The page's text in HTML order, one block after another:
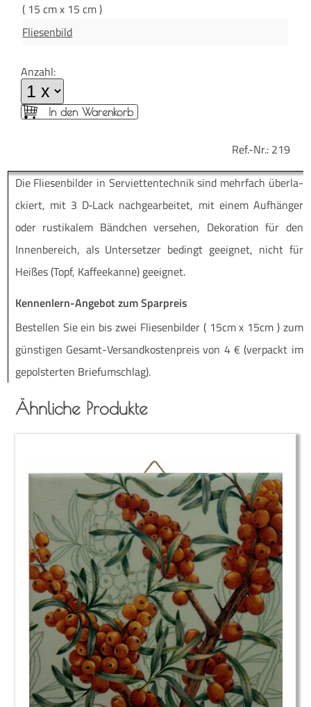
( 15 cm x 15 cm )
Fliesenbild
Anzahl:
In den Warenkorb
Ref.-Nr.: 219
Ähnliche Produkte
Die Flie­sen­bil­der in Ser­vi­et­ten­tech­nik sind mehr­fach über­la­
ckiert, mit 3 D‑Lack nach­ge­ar­bei­tet, mit einem Auf­hän­ger
oder rus­ti­ka­lem Bänd­chen ver­se­hen, Deko­ra­ti­on für den
Innen­be­reich, als Unter­set­zer bedingt geeig­net, nicht für
Hei­ßes (Topf, Kaf­fee­kan­ne) geeignet.
Kennenlern-Angebot zum Sparpreis
Be­stel­len Sie ein bis zwei Flie­sen­bil­der ( 15cm x 15cm ) zum
güns­ti­gen Ge­­samt-Ver­­­san­d­­kos­­ten­­preis von 4 € (ver­packt im
ge­pols­ter­ten Briefumschlag).